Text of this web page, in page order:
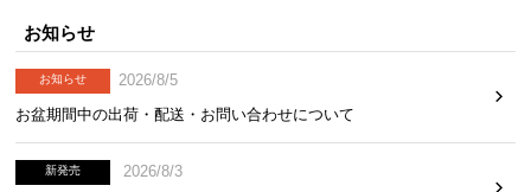
お知らせ
お知らせ
2026/8/5
お盆期間中の出荷・配送・お問い合わせについて
新発売
2026/8/3